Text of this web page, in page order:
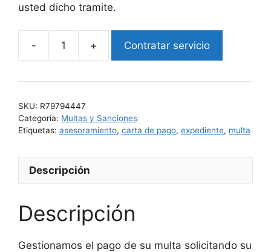
usted dicho tramite.
Pago
una
cantidad
Contratar servicio
SKU: R79794447
Categoría: Multas y Sanciones
Etiquetas: asesoramiento, carta de pago, expediente, multa
Descripción
Descripción
Gestionamos el pago de su multa solicitando su